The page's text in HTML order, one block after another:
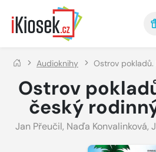
Přejít na hlavní obsah
Audioknihy Ostrov
Ostrov
český
Jan Přeučil, Naďa Konvalinková,